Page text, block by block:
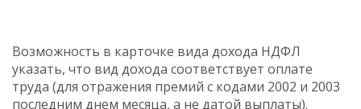
Возможность в карточке вида дохода НДФЛ
указать, что вид дохода соответствует оплате
труда (для отражения премий с кодами 2002 и 2003
последним днем месяца, а не датой выплаты).